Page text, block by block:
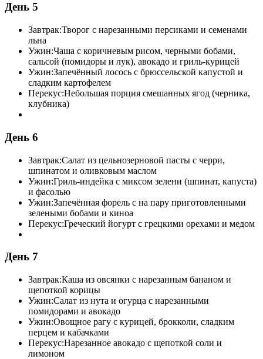
День 5
Завтрак:Творог с нарезанными персиками и семенами
льна
Ужин:Чаша с коричневым рисом, черными бобами,
сальсой (помидоры и лук), авокадо и гриль-курицей
Ужин:Запечённый лосось с брюссельской капустой и
сладким картофелем
Перекус:Небольшая порция смешанных ягод (черника,
клубника)
День 6
Завтрак:Салат из цельнозерновой пасты с черри,
шпинатом и оливковым маслом
Ужин:Гриль-индейка с миксом зелени (шпинат, капуста)
и фасолью
Ужин:Запечённая форель с на пару приготовленными
зелеными бобами и киноа
Перекус:Греческий йогурт с грецкими орехами и медом
День 7
Завтрак:Каша из овсянки с нарезанным бананом и
щепоткой корицы
Ужин:Салат из нута и огурца с нарезанными
помидорами и авокадо
Ужин:Овощное рагу с курицей, брокколи, сладким
перцем и кабачками
Перекус:Нарезанное авокадо с щепоткой соли и
лимоном